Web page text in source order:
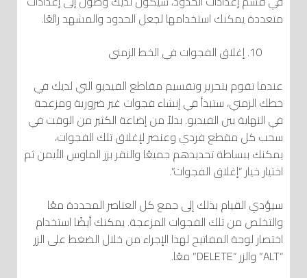
متعددة يمكنك استخدامها لجعل الحدود والمشهد رائعًا.
إغلاق الفجوات في الخط الزمني
عندما تقوم بتحرير وتقسيم مقاطع الفيديو التي لديك في
خطك الزمني، ستبدأ في إنشاء فجوات غير ضرورية ومزعجة
في النهاية بين الفيديو. بدلاً من إضاعة الكثير من الوقت في
سحب كل مقطع فردي وعنصر لإغلاق تلك الفجوات،
يمكنك ببساطة تحديدهم جميعًا والنقر بزر الماوس الأيمن ثم
اختيار خيار “إغلاق الفجوات”.
سيؤدي القيام بذلك إلى جمع كل العناصر المحددة معًا
والتخلص من تلك الفجوات المزعجة. يمكنك أيضًا استخدام
اختصار لوحة المفاتيح لهذا الإجراء من خلال الضغط على الزر
“ALT” والزر “DELETE” معًا.